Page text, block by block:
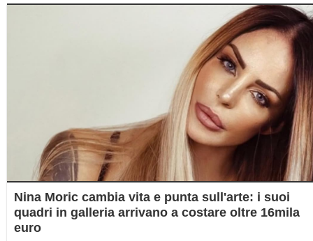
Nina Moric cambia vita e punta sull'arte: i suoi
quadri in galleria arrivano a costare oltre 16mila
euro